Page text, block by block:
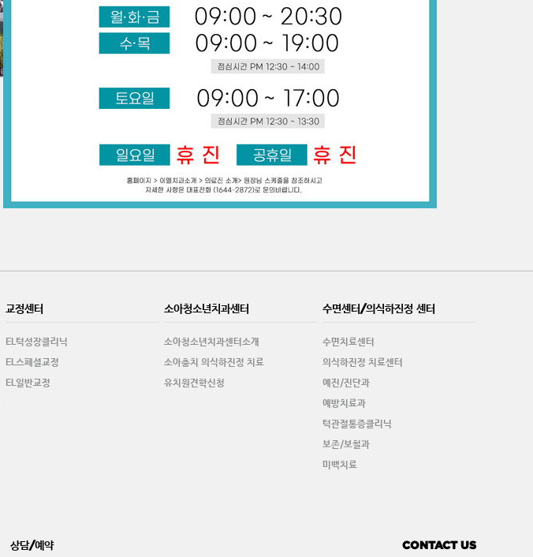
교정센터
EL턱성장클리닉
EL스페셜교정
EL일반교정
소아청소년치과센터
소아청소년치과센터소개
소아충치 의식하진정 치료
유치원견학신청
수면센터/의식하진정 센터
수면치료센터
의식하진정 치료센터
예진/진단과
예방치료과
턱관절통증클리닉
보존/보철과
미백치료
상담/예약 CONTACT US